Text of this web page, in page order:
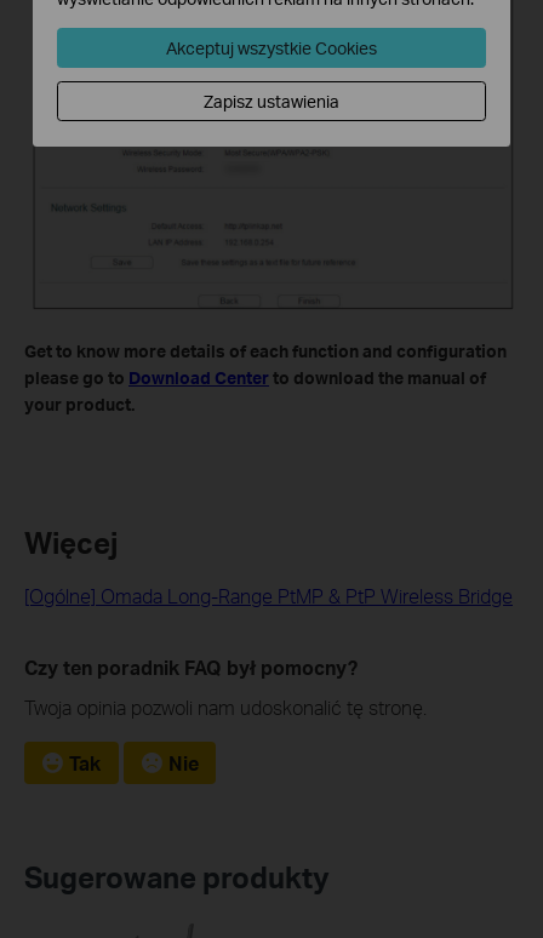
Get to know more details of each function and configuration
please go to Download Center to download the manual of
your product.
Więcej
[Ogólne] Omada Long-Range PtMP & PtP Wireless Bridge
Czy ten poradnik FAQ był pomocny?
Twoja opinia pozwoli nam udoskonalić tę stronę.
Tak Nie
Sugerowane produkty
Akceptuj wszystkie Cookies
Zapisz ustawienia